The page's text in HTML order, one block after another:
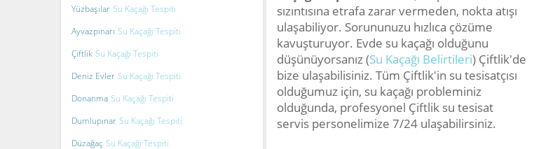
sızıntısına etrafa zarar vermeden, nokta atışı
ulaşabiliyor. Sorununuzu hızlıca çözüme
kavuşturuyor. Evde su kaçağı olduğunu
düşünüyorsanız (Su Kaçağı Belirtileri) Çiftlik'de
bize ulaşabilisiniz. Tüm Çiftlik'in su tesisatçısı
olduğumuz için, su kaçağı probleminiz
olduğunda, profesyonel Çiftlik su tesisat
servis personelimize 7/24 ulaşabilirsiniz.
Yüzbaşılar Su Kaçağı Tespiti
Ayvazpınarı Su Kaçağı Tespiti
Çiftlik Su Kaçağı Tespiti
Deniz Evler Su Kaçağı Tespiti
Donanma Su Kaçağı Tespiti
Dumlupınar Su Kaçağı Tespiti
Düzağaç Su Kaçağı Tespiti